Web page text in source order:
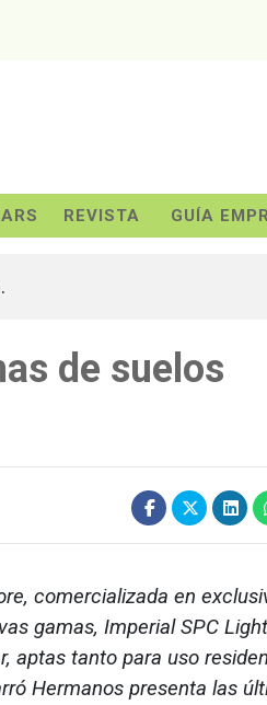
REVISTA GUÍA
de suelos
comercializada en
gamas, Imperial SPC
aptas tanto para uso
Hermanos presenta las